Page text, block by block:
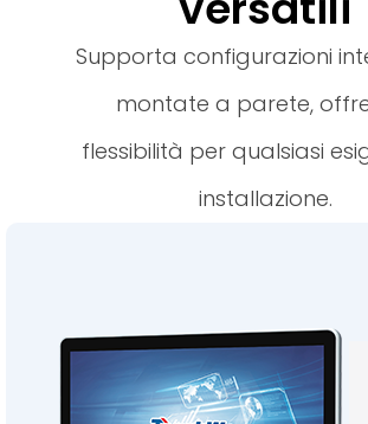
Supporta configurazioni
montate a parete,
flessibilità per qualsiasi
installazione.